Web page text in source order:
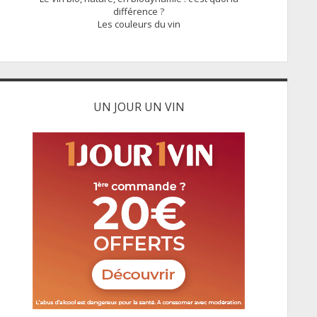
différence ?
Les couleurs du vin
UN JOUR UN VIN